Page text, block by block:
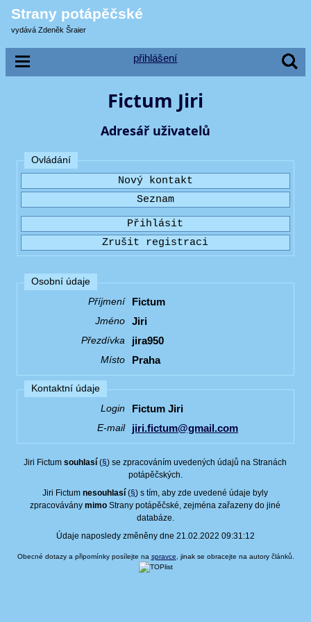
Strany potápěčské
vydává Zdeněk Šraier
přihlášení
Fictum Jiri
Adresář uživatelů
Ovládání
Osobní údaje
Příjmení
Fictum
Jméno Jiri
Přezdívka jira950
Místo Praha
Kontaktní údaje
Login
Fictum Jiri
E-mail jiri.fictum@gmail.com
Jiri Fictumsouhlasí (§) se zpracováním uvedených údajů na Stranách
potápěčských.
Jiri Fictumnesouhlasí (§) s tím, aby zde uvedené údaje byly
zpracováványmimo Strany potápěčské, zejména zařazeny do jiné
databáze.
Údaje naposledy změněny dne 21.02.2022 09:31:12
Obecné dotazy a připomínky posílejte na spravce , jinak se obracejte na autory článků.